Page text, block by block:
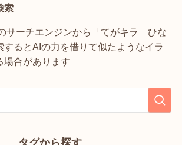
索
サーチエンジンから「てがキラ ひな
するとAIの力を借りて似たようなイラ
場合があります